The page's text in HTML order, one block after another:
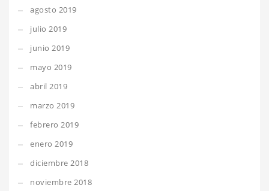
agosto 2019
julio 2019
junio 2019
mayo 2019
abril 2019
marzo 2019
febrero 2019
enero 2019
diciembre 2018
noviembre 2018